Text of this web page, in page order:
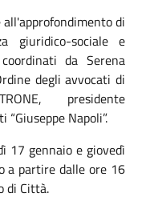
di
giuridico-sociale e
da Serena
degli avvocati di
presidente
“Giuseppe Napoli”.
17 gennaio e giovedì
a partire dalle ore 16
di Città.